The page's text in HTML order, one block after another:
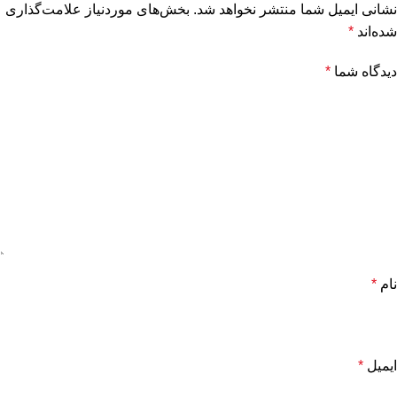
نشانی ایمیل شما منتشر نخواهد شد. بخش‌های موردنیاز علامت‌گذاری
شده‌اند *
دیدگاه شما *
نام *
ایمیل *